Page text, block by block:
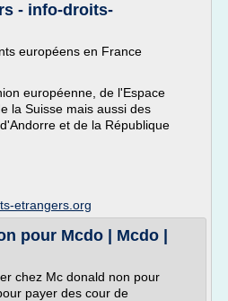
- info-droits-
européens en France
européenne, de l'Espace
la Suisse mais aussi des
et de la République
etrangers.org
pour Mcdo | Mcdo |
chez Mc donald non pour
payer des cour de